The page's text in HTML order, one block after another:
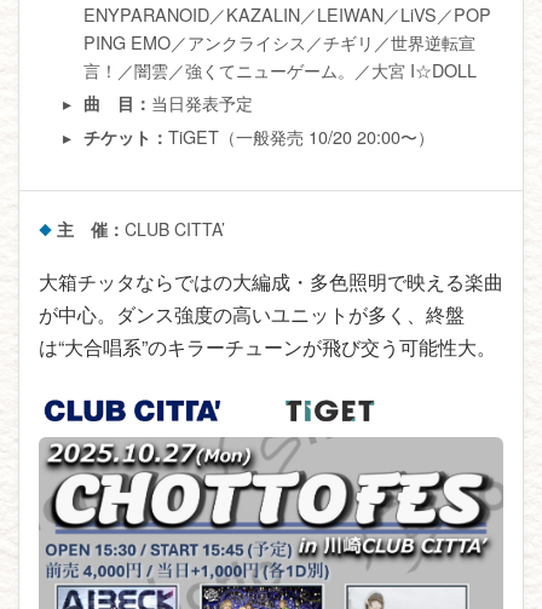
ENYPARANOID／KAZALIN／LEIWAN／LiVS／POP
PING EMO／アンクライシス／チギリ／世界逆転宣
言！／闇雲／強くてニューゲーム。／大宮 I☆DOLL
曲 目： 当日発表予定
チケット：TiGET（一般発売 10/20 20:00〜）
主 催：CLUB CITTA’
大箱チッタならではの大編成・多色照明で映える楽曲
が中心。ダンス強度の高いユニットが多く、終盤
は“大合唱系”のキラーチューンが飛び交う可能性大。